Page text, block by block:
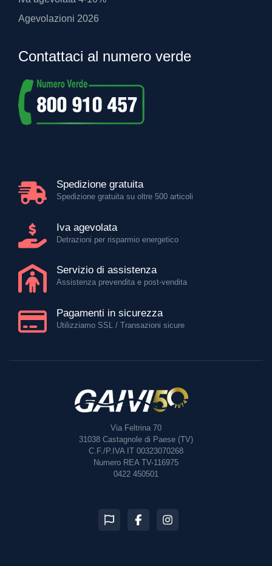
Agevolazioni 2026
Contattaci al numero verde
Spedizione gratuita
Spedizione gratuita su oltre 500 articoli
Iva agevolata
Detrazioni per risparmio energetico
Servizio di assistenza
Assistenza prevendita e post-vendita
Pagamenti in sicurezza
Utilizziamo SSL / Transazioni sicure
Via Feltrina 70
31038 Castagnole di Paese (TV)
C.F./P.IVA IT 00323070268
Numero REA TV-116975
0422 450501